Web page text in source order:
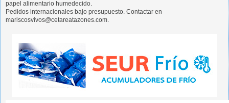
papel alimentario humedecido.
Pedidos internacionales bajo presupuesto. Contactar en
mariscosvivos@cetareatazones.com.